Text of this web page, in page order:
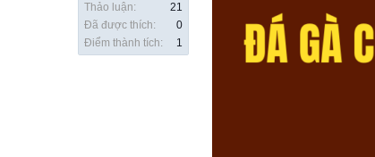
Thảo luận:
21
Đã được thích:
0
Điểm thành tích:
1